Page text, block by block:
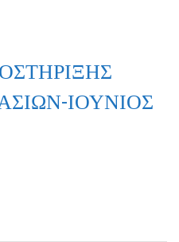
ΙΟΥΝΙΟΣ